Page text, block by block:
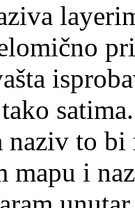
naziv to
mapu i